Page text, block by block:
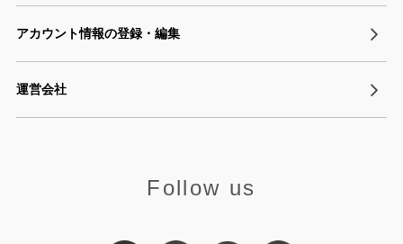
アカウント情報の登録・編集
運営会社
Follow us